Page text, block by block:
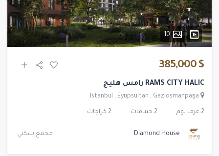
10
$ 385,000
RAMS CITY HALIC رامس هليج
Istanbul , Eyüpsultan , Gaziosmanpaşa
2 غرف نوم 2 حمامات 2 كراجات
Diamond House مجمع سكني